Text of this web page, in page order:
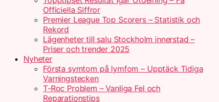
Officiella Siffror
Premier League Top Scorers – Statistik och
Rekord
Lägenheter till salu Stockholm innerstad –
Priser och trender 2025
Nyheter
Första symtom på lymfom – Upptäck Tidiga
Varningstecken
T-Roc Problem – Vanliga Fel och
Reparationstips